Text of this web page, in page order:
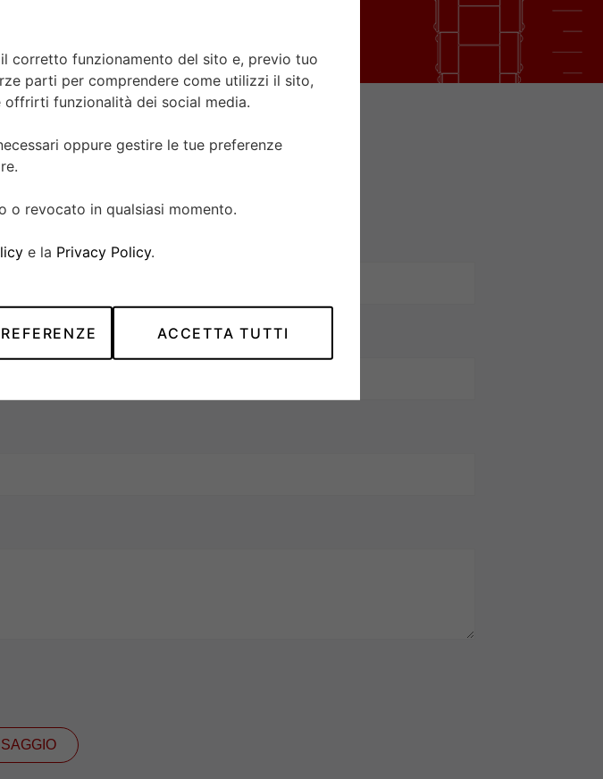
Email*
corretto funzionamento del sito e, previo tuo
parti per comprendere come utilizzi il sito,
funzionalità dei social media.
oppure gestire le tue preferenze
o revocato in qualsiasi momento.
e la Privacy Policy.
ACCETTA TUTTI